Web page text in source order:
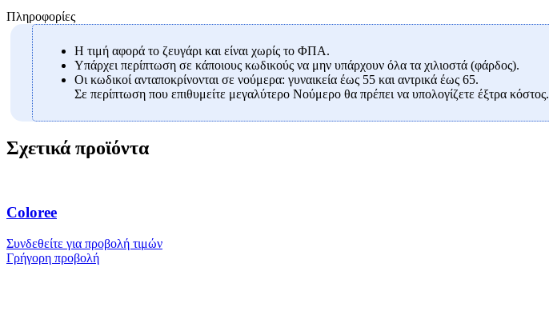
Πληροφορίες
Η τιμή αφορά το ζευγάρι και είναι χωρίς το ΦΠΑ.
Υπάρχει περίπτωση σε κάποιους κωδικούς να μην υπάρχουν όλα τα χιλιοστά (φάρδος).
Οι κωδικοί ανταποκρίνονται σε νούμερα: γυναικεία έως 55 και αντρικά έως 65.
Σε περίπτωση που επιθυμείτε μεγαλύτερο Νούμερο θα πρέπει να υπολογίζετε έξτρα κόστος.
Σχετικά προϊόντα
Coloree
Συνδεθείτε για προβολή τιμών
Γρήγορη προβολή